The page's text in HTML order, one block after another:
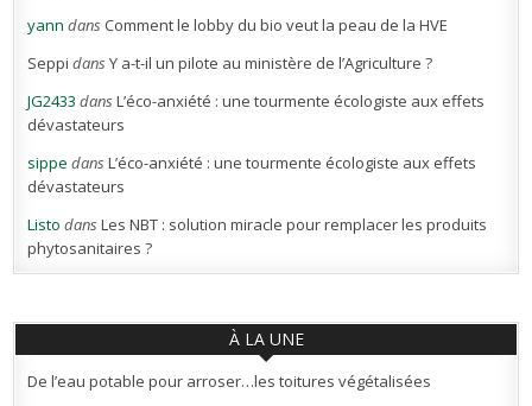
yann dans Comment le lobby du bio veut la peau de la HVE
Seppi dansY a-t-il un pilote au ministère de l’Agriculture ?
JG2433 dansL’éco-anxiété : une tourmente écologiste aux effets
dévastateurs
sippe dansL’éco-anxiété : une tourmente écologiste aux effets
dévastateurs
Listo dansLes NBT : solution miracle pour remplacer les produits
phytosanitaires ?
À LA UNE
De l’eau potable pour arroser…les toitures végétalisées